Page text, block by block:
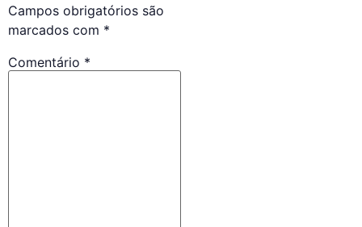
Campos obrigatórios são
marcados com *
Comentário *